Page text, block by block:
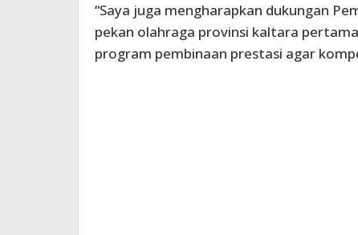
“Saya juga mengharapkan dukungan
pekan olahraga provinsi kaltara
program pembinaan prestasi agar